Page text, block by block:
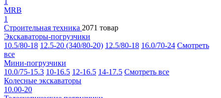
MRB
1
Строительная техника 2071 товар
Экскаваторы-погрузчики
10.5/80-18 12.5-20 (340/80-20) 12.5/80-18 16.0/70-24 Смотреть
все
Мини-погрузчики
10.0/75-15.3 10-16.5 12-16.5 14-17.5 Смотреть все
Колесные экскаваторы
10.00-20